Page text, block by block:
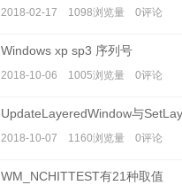
2018-02-17 1098浏览量 0评论
Windows xp sp3 序列号
2018-10-06 1005浏览量 0评论
2018-10-07 1160浏览量 0评论
WM_NCHITTEST有21种取值